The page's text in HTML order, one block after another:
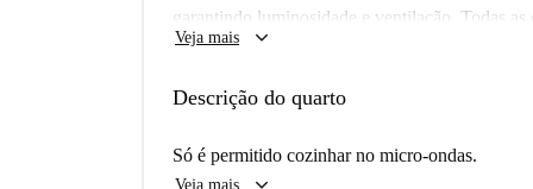
garantindo luminosidade e ventilação. Todas
inclusas, tornando a estadia conveniente e sem
garantindo confiabilidade.
Localizado na Kent House Rd, em Londres,
gastronômicas. Você pode saborear pratos
Veja mais keyboard_arrow_down
Descrição do quarto
Só é permitido cozinhar no micro-ondas.
Veja mais